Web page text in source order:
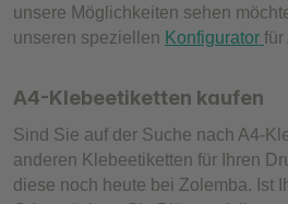
unsere Möglichkeiten sehen
unseren speziellen Konfigurator für
A4-Klebeetiketten kaufen
Sind Sie auf der Suche nach A4-
anderen Klebeetiketten für Ihren
diese noch heute bei Zolemba. Ist